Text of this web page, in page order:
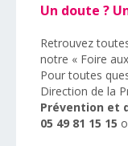
Un doute ?
Retrouvez
notre « Foire
Pour toutes
Direction de la
Prévention et
05 49 81 15 15